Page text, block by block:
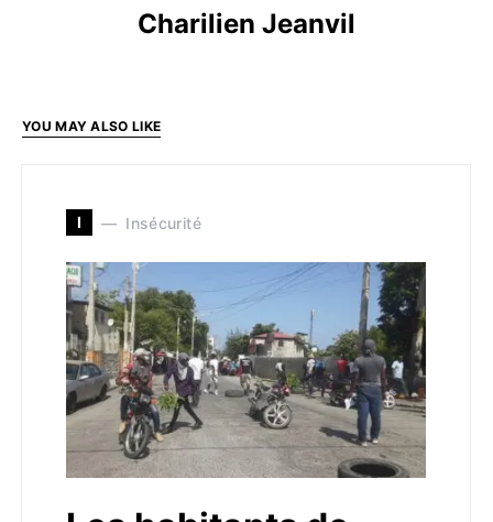
Charilien Jeanvil
YOU MAY ALSO LIKE
I Insécurité